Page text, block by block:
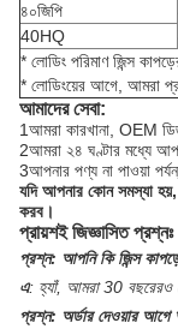
৪০জিপি
40HQ
* লোডিং পরিমাণ জিন্স
* লোডিংয়ের আগে, আমরা
আমাদের সেবা:
1আমরা কারখানা, OEM
2আমরা ২৪ ঘণ্টার মধ্যে
3আপনার পণ্য না পাওয়া
যদি আপনার কোন সমস্যা হয়,
করব।
প্রায়শই জিজ্ঞাসিত প্রশ্নঃ
প্রশ্ন: আপনি কি জিন্স
এ: হ্যাঁ, আমরা 30 বছরেরও
প্রশ্ন: অর্ডার দেওয়ার আগে